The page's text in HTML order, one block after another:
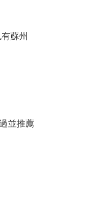
蘇州
並推薦